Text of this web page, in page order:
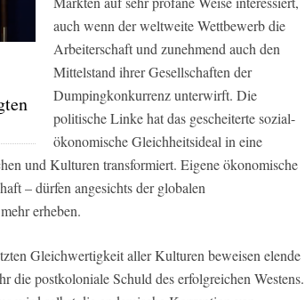
auch wenn der weltweite Wettbewerb die
Arbeiterschaft und zunehmend auch den
Mittelstand ihrer Gesellschaften der
Dumpingkonkurrenz unterwirft. Die
politische Linke hat das gescheiterte sozial-
ökonomische Gleichheitsideal in eine
und Kulturen transformiert. Eigene ökonomische
– dürfen angesichts der globalen
erheben.
Gleichwertigkeit aller Kulturen beweisen elende
die postkoloniale Schuld des erfolgreichen Westens.